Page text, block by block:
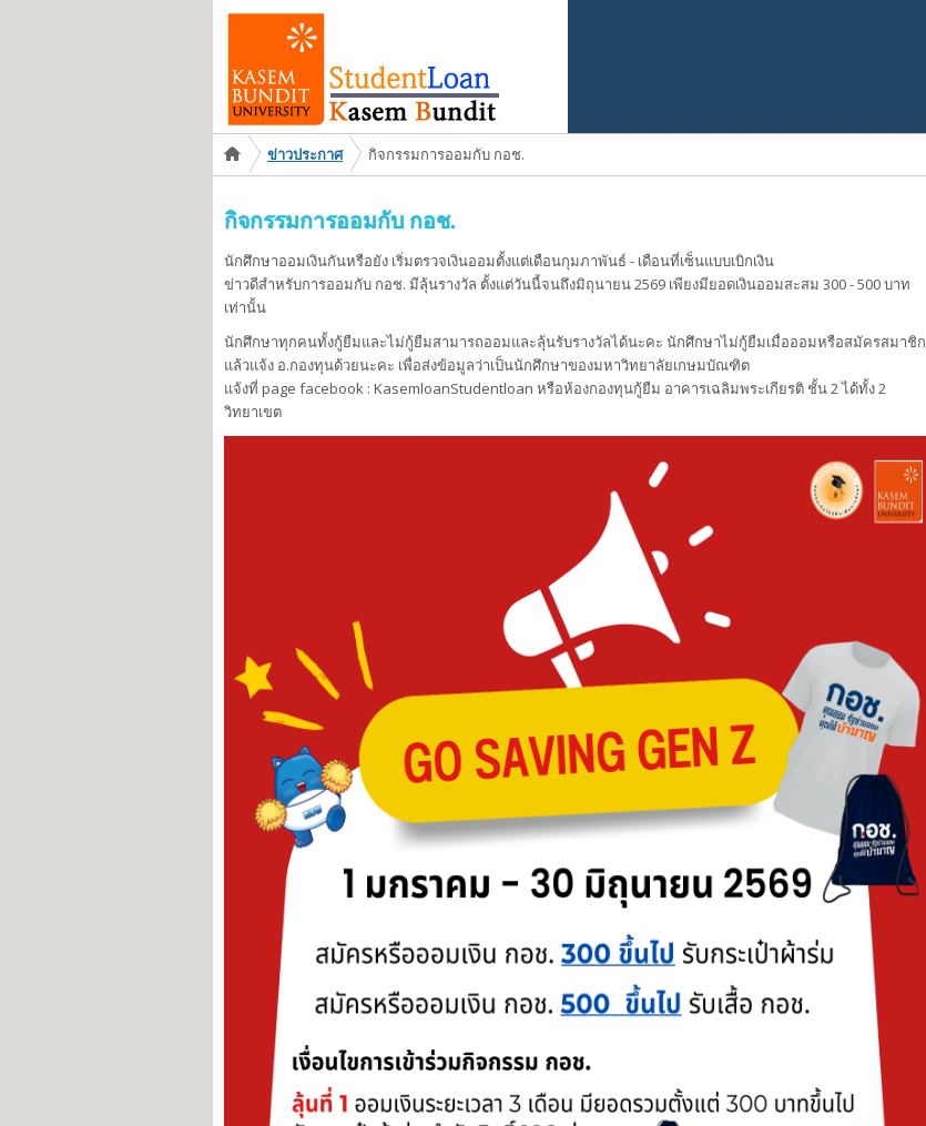
You are here
ข่าวประกาศ กิจกรรมการออมกับ กอช.
กิจกรรมการออมกับ กอช.
นักศึกษาออมเงินกันหรือยัง เริ่มตรวจเงินออมตั้งแต่เดือนกุมภาพันธ์ - เดือนที่เซ็นแบบเบิกเงิน
ข่าวดีสำหรับการออมกับ กอช. มีลุ้นรางวัล ตั้งแต่วันนี้จนถึงมิถุนายน 2569 เพียงมียอดเงินออมสะสม 300 - 500 บาท
เท่านั้น
นักศึกษาทุกคนทั้งกู้ยืมและไม่กู้ยืมสามารถออมและลุ้นรับรางวัลได้นะคะ นักศึกษาไม่กู้ยืมเมื่อออมหรือสมัครสมาชิก
แล้วแจ้ง อ.กองทุนด้วยนะคะ เพื่อส่งข้อมูลว่าเป็นนักศึกษาของมหาวิทยาลัยเกษมบัณฑิต
แจ้งที่ page facebook : KasemloanStudentloan หรือห้องกองทุนกู้ยืม อาคารเฉลิมพระเกียรติ ชั้น 2 ได้ทั้ง 2
วิทยาเขต